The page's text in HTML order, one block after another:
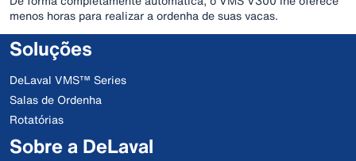
menos horas para realizar a ordenha de suas vacas.
Soluções
DeLaval VMS™ Series
Salas de Ordenha
Rotatórias
Sobre a DeLaval